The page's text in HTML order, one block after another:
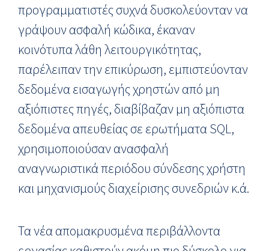
προγραμματιστές συχνά δυσκολεύονταν να
γράψουν ασφαλή κώδικα, έκαναν
κοινότυπα λάθη λειτουργικότητας,
παρέλειπαν την επικύρωση, εμπιστεύονταν
δεδομένα εισαγωγής χρηστών από μη
αξιόπιστες πηγές, διαβίβαζαν μη αξιόπιστα
δεδομένα απευθείας σε ερωτήματα SQL,
χρησιμοποιούσαν ανασφαλή
αναγνωριστικά περιόδου σύνδεσης χρήστη
και μηχανισμούς διαχείρισης συνεδριών κ.ά.
Τα νέα απομακρυσμένα περιβάλλοντα